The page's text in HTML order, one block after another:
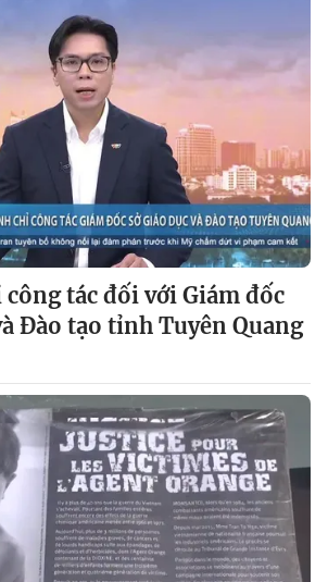
tác đối với Giám đốc
Đào tạo tỉnh Tuyên Quang